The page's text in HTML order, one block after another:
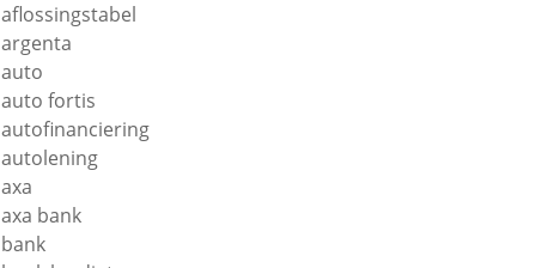
aflossingstabel
argenta
auto
auto fortis
autofinanciering
autolening
axa
axa bank
bank